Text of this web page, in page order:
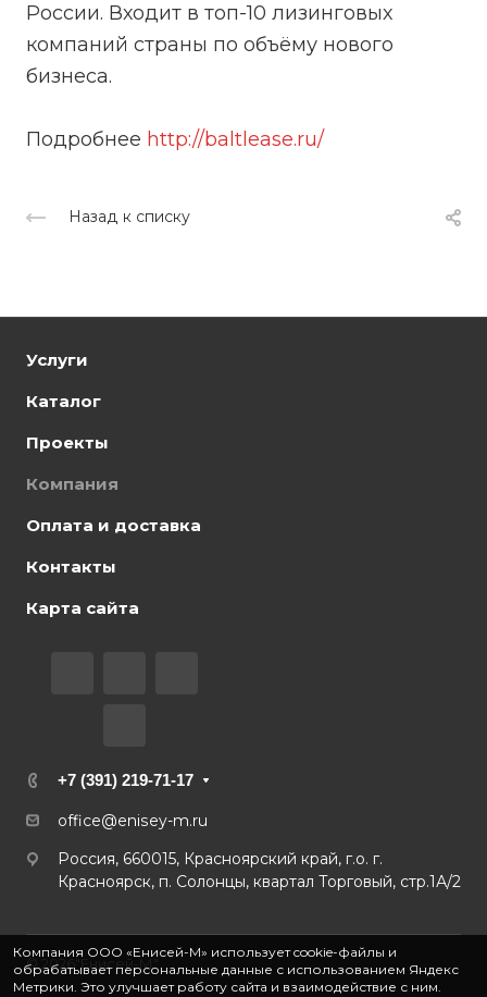
России. Входит в топ-10 лизинговых
компаний страны по объёму нового
бизнеса.
Подробнее http://baltlease.ru/
Назад к списку
Услуги
Каталог
Проекты
Компания
Оплата и доставка
Контакты
Карта сайта
+7 (391) 219-71-17
office@enisey-m.ru
Россия, 660015, Красноярский край, г.о. г.
Красноярск, п. Солонцы, квартал Торговый, стр.1А/2
© 2026"Енисей-М"
Компания ООО «Енисей-М» использует cookie-файлы и
обрабатывает персональные данные с использованием Яндекс
Метрики. Это улучшает работу сайта и взаимодействие с ним.